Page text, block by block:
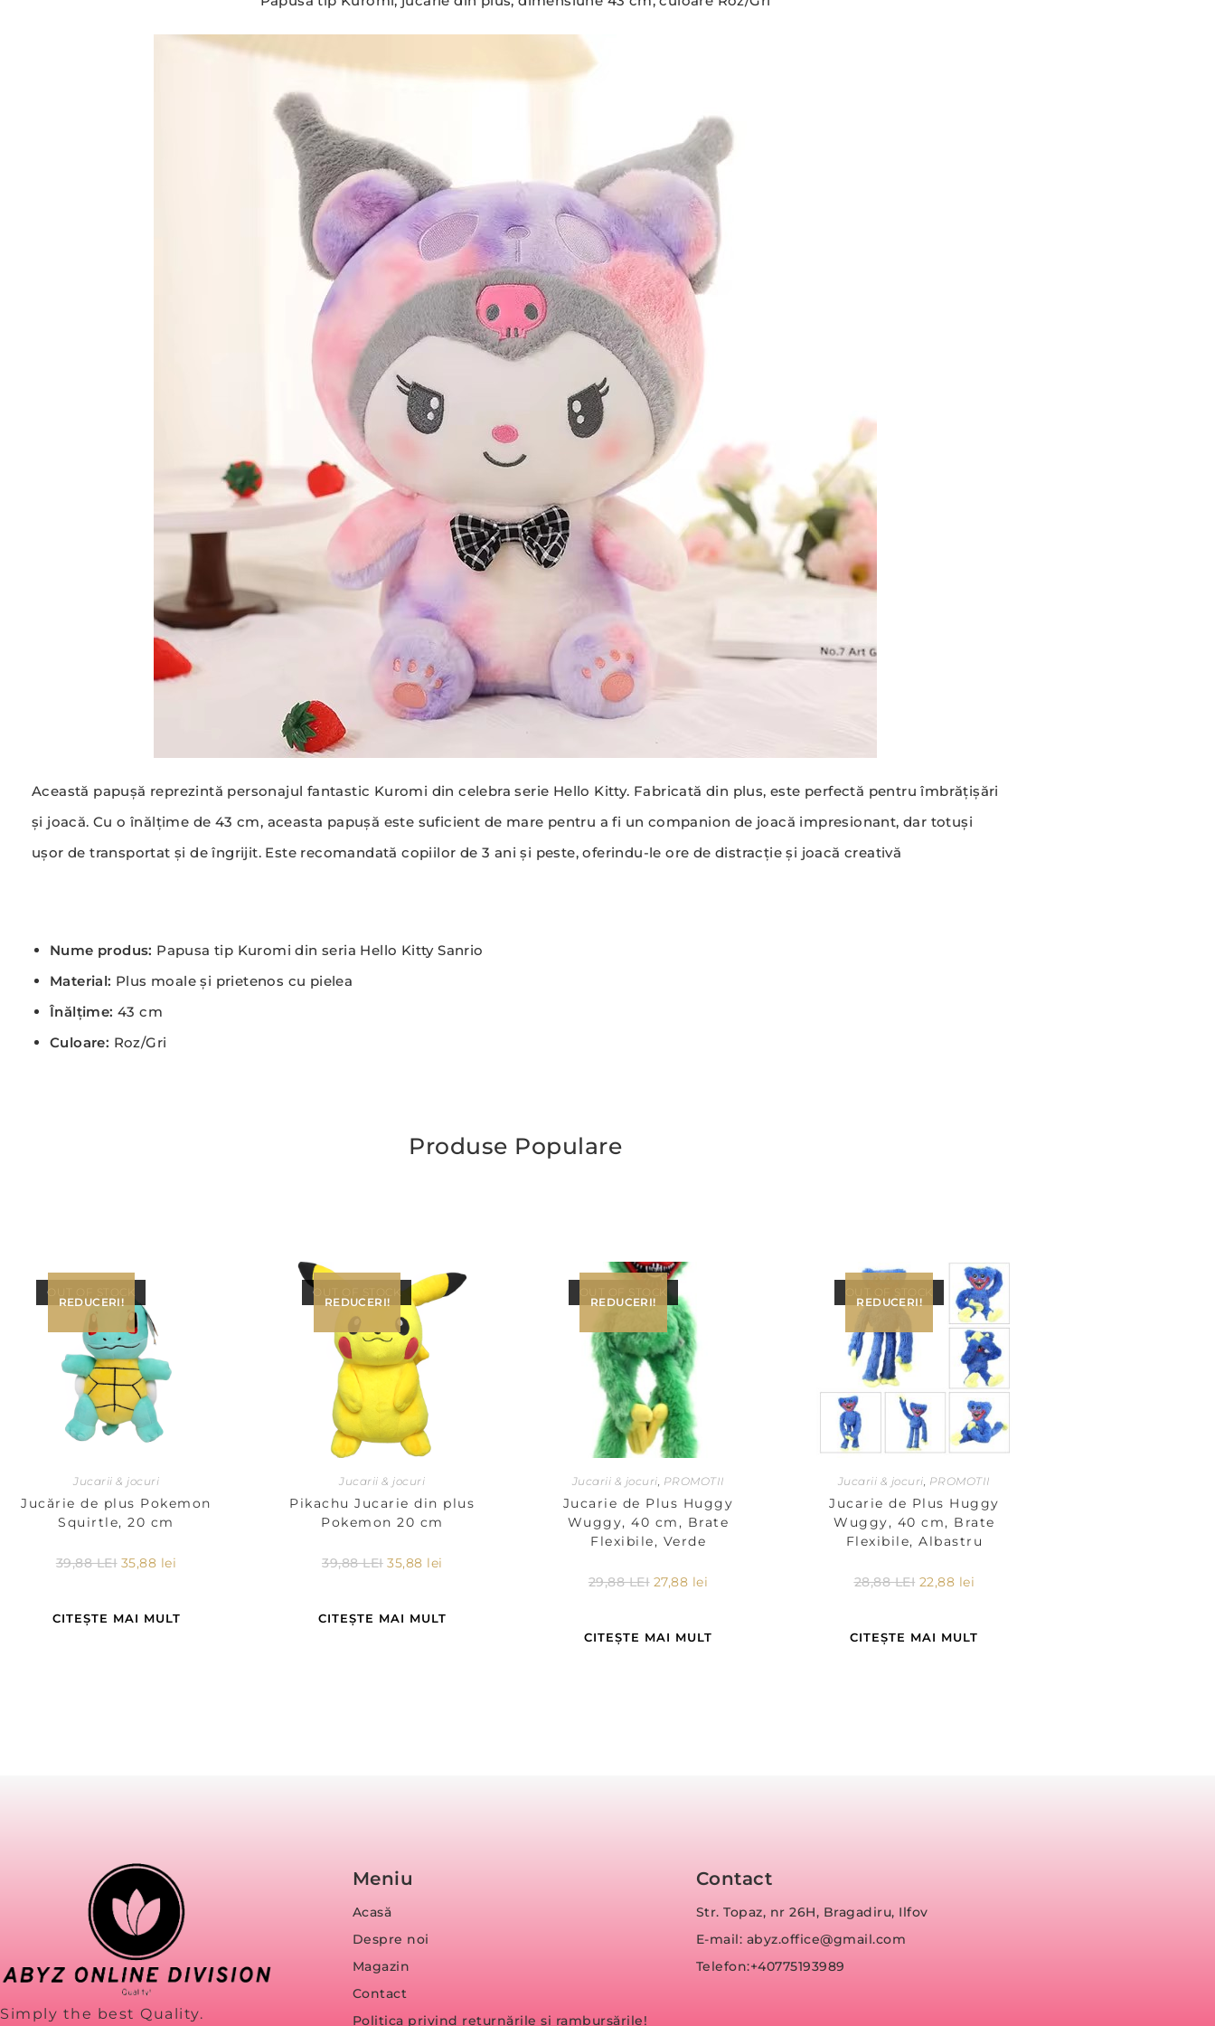
Această papușă reprezintă personajul fantastic Kuromi din celebra serie Hello Kitty. Fabricată din plus, este perfectă pentru îmbrățișări
și joacă. Cu o înălțime de 43 cm, aceasta papușă este suficient de mare pentru a fi un companion de joacă impresionant, dar totuși
ușor de transportat și de îngrijit. Este recomandată copiilor de 3 ani și peste, oferindu-le ore de distracție și joacă creativă
Nume produs: Papusa tip Kuromi din seria Hello Kitty Sanrio
Material: Plus moale și prietenos cu pielea
Înălțime: 43 cm
Culoare: Roz/Gri
Produse Populare
OUT OF STOCK
REDUCERI!
Jucarii & jocuri
Jucărie de plus Pokemon
Squirtle, 20 cm
39,88LEI 35,88 lei
CITEȘTE MAI MULT
OUT OF STOCK
REDUCERI!
Jucarii & jocuri
Pikachu Jucarie din plus
Pokemon 20 cm
39,88LEI 35,88 lei
CITEȘTE MAI MULT
REDUCERI!
Jucarii & jocuri PROMOTII
Jucarie de Plus Huggy
Wuggy, 40 cm, Brate
Flexibile, Verde
29,88LEI 27,88 lei
CITEȘTE MAI MULT
REDUCERI!
Jucarii & jocuri PROMOTII
Jucarie de Plus Huggy
Wuggy, 40 cm, Brate
Flexibile, Albastru
28,88LEI 22,88 lei
CITEȘTE MAI MULT
Simply the best Quality.
Meniu
Acasă
Despre noi
Magazin
Contact
Politica privind returnările și rambursările!
Contact
Str. Topaz, nr 26H, Bragadiru, Ilfov
E-mail: abyz.office@gmail.com
Telefon:+40775193989